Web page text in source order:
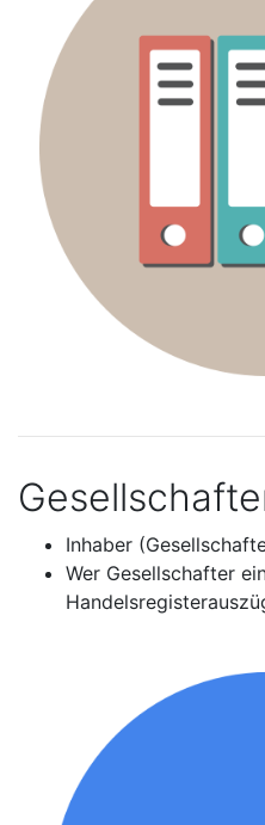
Inhaber
Wer Gesellschafter